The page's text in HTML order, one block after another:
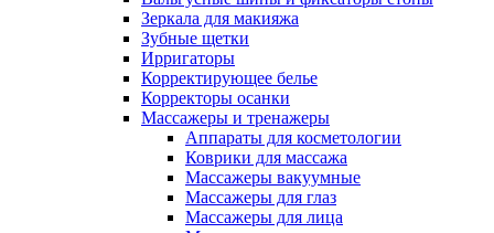
Зеркала для макияжа
Зубные щетки
Ирригаторы
Корректирующее белье
Корректоры осанки
Массажеры и тренажеры
Аппараты для косметологии
Коврики для массажа
Массажеры вакуумные
Массажеры для глаз
Массажеры для лица